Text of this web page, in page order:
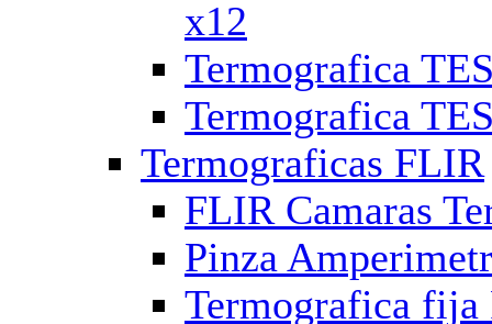
x12
Termografica
Termografica
Termograficas FLIR
FLIR Camaras
Pinza
Termografica fija